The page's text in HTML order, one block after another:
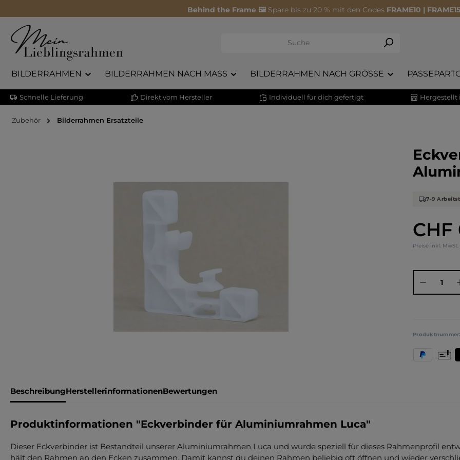
Behind the Frame 🖼️ Spare bis zu 20 % mit den Codes FRAME10 |
BILDERRAHMEN BILDERRAHMEN NACH MASS BILDERRAHMEN NACH GRÖSSE
Schnelle Lieferung Direkt vom Hersteller Individuell für dich gefertigt Hergestellt
Zubehör Bilderrahmen Ersatzteile
Regulärer
CHF
Preise inkl.
7-9
Produktnummer:
PayPal
BeschreibungHerstellerinformationenBewertungen
Produktinformationen "Eckverbinder für Aluminiumrahmen Luca"
Dieser Eckverbinder ist Bestandteil unserer Aluminiumrahmen Luca und wurde speziell für dieses Rahmenprofil
hält den Rahmen an den Ecken zusammen. Damit kannst du deinen Rahmen beliebig oft öffnen und wieder